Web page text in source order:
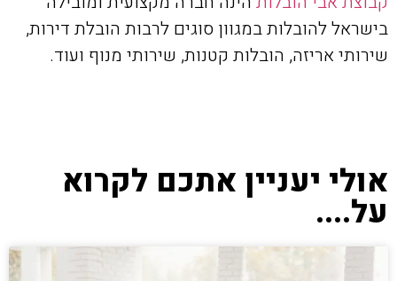
בישראל להובלות במגוון סוגים לרבות הובלת דירות,
שירותי אריזה, הובלות קטנות, שירותי מנוף ועוד.
אולי יעניין אתכם לקרוא
על....